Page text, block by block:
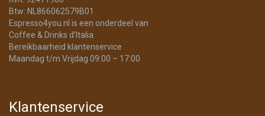
Btw: NL866062579B01
Espresso4you.nl is een onderdeel van
Coffee & Drinks d’Italia.
Bereikbaarheid klantenservice
Maandag t/m Vrijdag 09:00 – 17:00
Klantenservice